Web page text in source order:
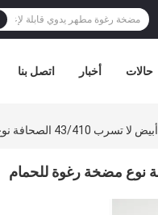
اتصل بنا أخبار حالات
أبيض لا تسرب 43/410 الصحافة نوع مضخة رغوة للحمام